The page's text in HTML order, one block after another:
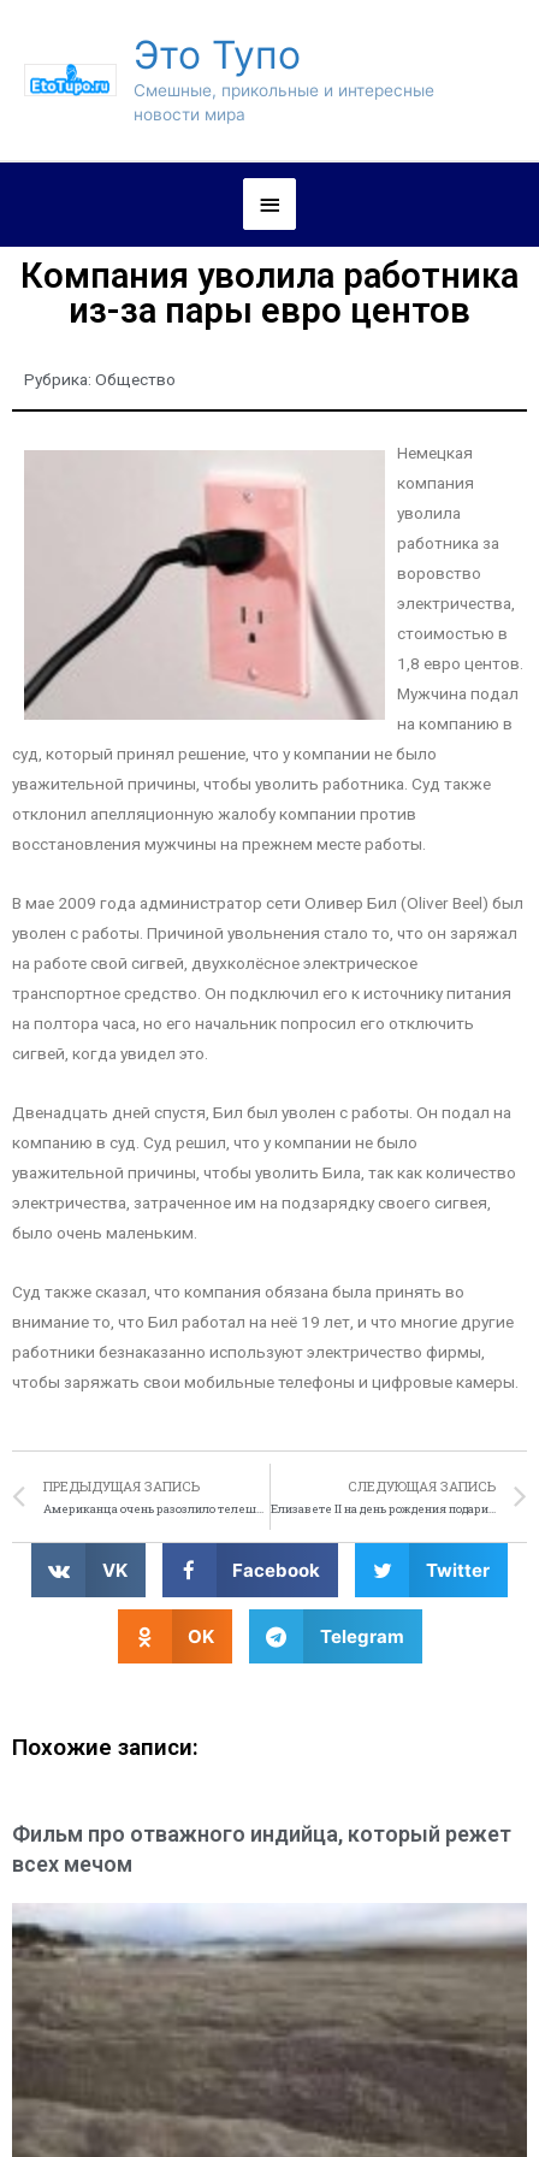
Это Тупо
Смешные, прикольные и интересные
новости мира
Компания уволила работника
из-за пары евро центов
Рубрика: Общество
Немецкая
компания
уволила
работника за
воровство
электричества,
стоимостью в
1,8 евро центов.
Мужчина подал
на компанию в
суд, который принял решение, что у компании не было
уважительной причины, чтобы уволить работника. Суд также
отклонил апелляционную жалобу компании против
восстановления мужчины на прежнем месте работы.
В мае 2009 года администратор сети Оливер Бил (Oliver Beel) был
уволен с работы. Причиной увольнения стало то, что он заряжал
на работе свой сигвей, двухколёсное электрическое
транспортное средство. Он подключил его к источнику питания
на полтора часа, но его начальник попросил его отключить
сигвей, когда увидел это.
Двенадцать дней спустя, Бил был уволен с работы. Он подал на
компанию в суд. Суд решил, что у компании не было
уважительной причины, чтобы уволить Била, так как количество
электричества, затраченное им на подзарядку своего сигвея,
было очень маленьким.
Суд также сказал, что компания обязана была принять во
внимание то, что Бил работал на неё 19 лет, и что многие другие
работники безнаказанно используют электричество фирмы,
чтобы заряжать свои мобильные телефоны и цифровые камеры.
ПРЕДЫДУЩАЯ ЗАПИСЬ
Американца очень разозлило телешоу
СЛЕДУЮЩАЯ ЗАПИСЬ
Елизавете II на день рождения подарили 15000 ее портретов
VK Facebook Twitter
OK Telegram
Похожие записи:
Фильм про отважного индийца, который режет
всех мечом